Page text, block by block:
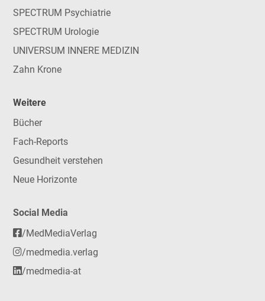
SPECTRUM Psychiatrie
SPECTRUM Urologie
UNIVERSUM INNERE MEDIZIN
Zahn Krone
Weitere
Bücher
Fach-Reports
Gesundheit verstehen
Neue Horizonte
Social Media
/MedMediaVerlag
/medmedia.verlag
/medmedia-at